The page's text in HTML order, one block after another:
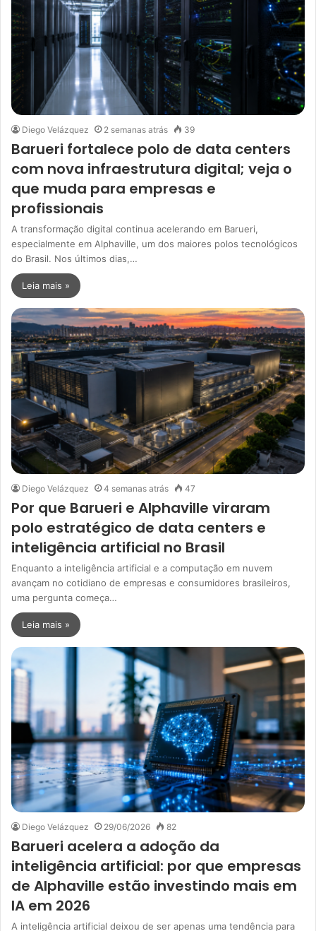
Diego Velázquez 2 semanas atrás 39
Barueri fortalece polo de data centers
com nova infraestrutura digital; veja o
que muda para empresas e
profissionais
A transformação digital continua acelerando em Barueri,
especialmente em Alphaville, um dos maiores polos tecnológicos
do Brasil. Nos últimos dias,…
Leia mais »
Diego Velázquez 4 semanas atrás 47
Por que Barueri e Alphaville viraram
polo estratégico de data centers e
inteligência artificial no Brasil
Enquanto a inteligência artificial e a computação em nuvem
avançam no cotidiano de empresas e consumidores brasileiros,
uma pergunta começa…
Leia mais »
Diego Velázquez 29/06/2026 82
Barueri acelera a adoção da
inteligência artificial: por que empresas
de Alphaville estão investindo mais em
IA em 2026
A inteligência artificial deixou de ser apenas uma tendência para